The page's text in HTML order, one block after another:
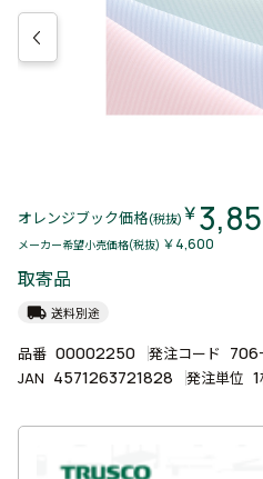
オレンジブック価格(税抜) ￥
メーカー希望小売価格(税抜) ￥4,600
取寄品
local_shipping 送料別途
品番 00002250 発注コード
JAN 4571263721828 発注単位